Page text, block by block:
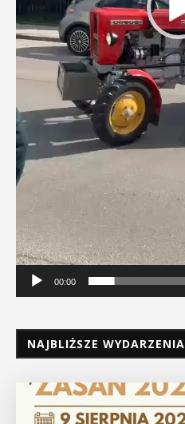
00:00
NAJBLIŻSZE WYDARZENIA